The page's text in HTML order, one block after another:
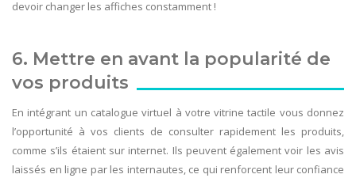
devoir changer les affiches constamment !
6. Mettre en avant la popularité de
vos produits
En intégrant un catalogue virtuel à votre vitrine tactile vous donnez
l’opportunité à vos clients de consulter rapidement les produits,
comme s’ils étaient sur internet. Ils peuvent également voir les avis
laissés en ligne par les internautes, ce qui renforcent leur confiance